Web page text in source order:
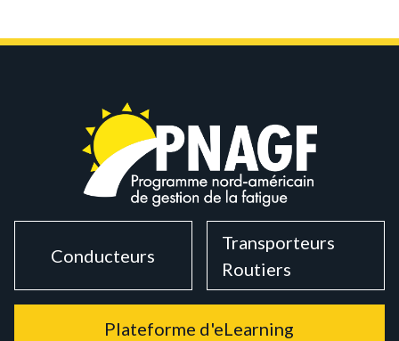
Conducteurs
Transporteurs
Routiers
Plateforme d'eLearning